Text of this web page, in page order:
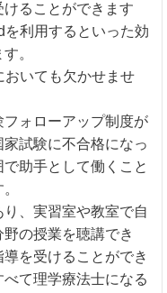
ることができます
利用するといった効
。
いても欠かせませ
ォローアップ制度が
試験に不合格になっ
助手として働くこと
、実習室や教室で自
の授業を聴講でき
を受けることができ
て理学療法士になる